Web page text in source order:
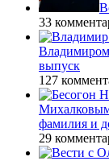
33
выпуск
127
фамилия и
29